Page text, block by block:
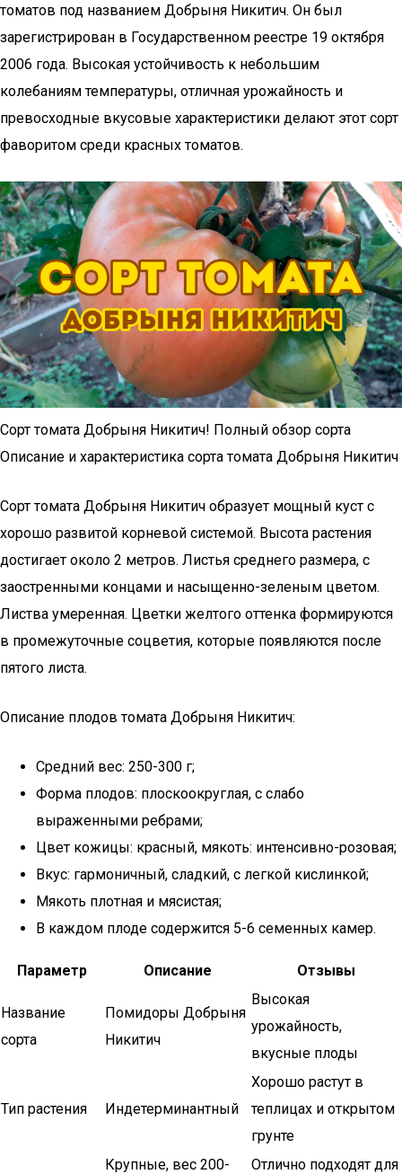
томатов под названием Добрыня Никитич. Он был
зарегистрирован в Государственном реестре 19 октября
2006 года. Высокая устойчивость к небольшим
колебаниям температуры, отличная урожайность и
превосходные вкусовые характеристики делают этот сорт
фаворитом среди красных томатов.
Сорт томата Добрыня Никитич! Полный обзор сорта
Описание и характеристика сорта томата Добрыня Никитич
Сорт томата Добрыня Никитич образует мощный куст с
хорошо развитой корневой системой. Высота растения
достигает около 2 метров. Листья среднего размера, с
заостренными концами и насыщенно-зеленым цветом.
Листва умеренная. Цветки желтого оттенка формируются
в промежуточные соцветия, которые появляются после
пятого листа.
Описание плодов томата Добрыня Никитич:
Средний вес: 250-300 г;
Форма плодов: плоскоокруглая, с слабо
выраженными ребрами;
Цвет кожицы: красный, мякоть: интенсивно-розовая;
Вкус: гармоничный, сладкий, с легкой кислинкой;
Мякоть плотная и мясистая;
В каждом плоде содержится 5-6 семенных камер.
Параметр Описание Отзывы
Название
сорта
Помидоры Добрыня
Никитич
Высокая
урожайность,
вкусные плоды
Тип растения Индетерминантный
Хорошо растут в
теплицах и открытом
грунте
Крупные, вес 200-
Отлично подходят для